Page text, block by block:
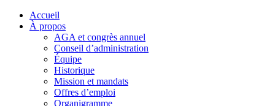
Accueil
À propos
AGA et congrès annuel
Conseil d’administration
Équipe
Historique
Mission et mandats
Offres d’emploi
Organigramme